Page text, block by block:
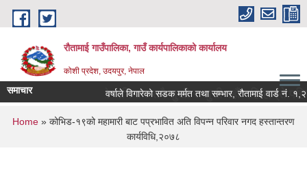
Skip to main content
रौतामाई गाउँपालिका, गाउँ कार्यपालिकाको कार्यालय
कोशी प्रदेश, उदयपुर, नेपाल
हाम्रो अभियान सबै सुखी र खुसी रहौं यहि हाम्रो पहिचान"
समाचार वर्षाले विगारेको सडक मर्मत तथा सम्भार, रौतामाई वार्ड नं.
You are here
Home » कोभिड-१९को महामारी बाट पप्रभावित अति विपन्न परिवार नगद हस्तान्तरण
कार्यविधि,२०७८